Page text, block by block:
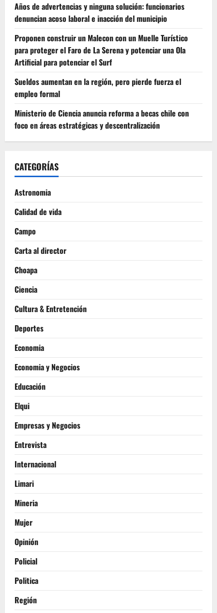
Años de advertencias y ninguna solución: funcionarios
denuncian acoso laboral e inacción del municipio
Proponen construir un Malecon con un Muelle Turístico
para proteger el Faro de La Serena y potenciar una Ola
Artificial para potenciar el Surf
Sueldos aumentan en la región, pero pierde fuerza el
empleo formal
Ministerio de Ciencia anuncia reforma a becas chile con
foco en áreas estratégicas y descentralización
CATEGORÍAS
Astronomia
Calidad de vida
Campo
Carta al director
Choapa
Ciencia
Cultura & Entretención
Deportes
Economia
Economia y Negocios
Educación
Elqui
Empresas y Negocios
Entrevista
Internacional
Limari
Mineria
Mujer
Opinión
Policial
Politica
Región